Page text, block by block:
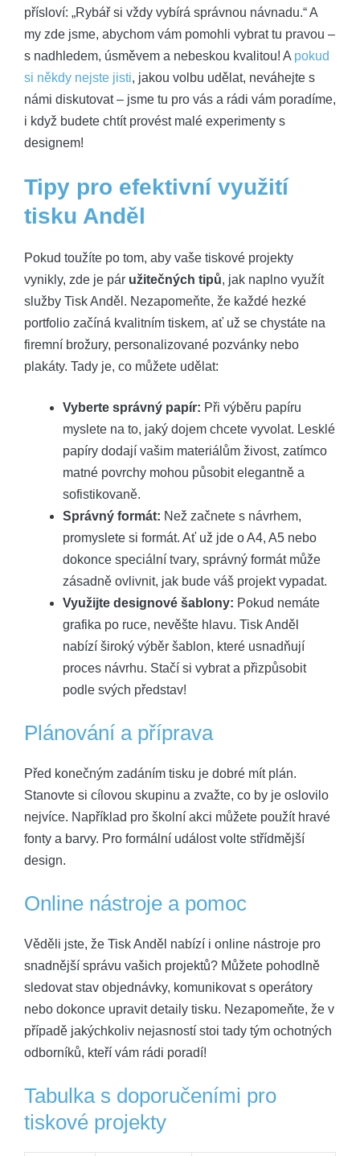
přísloví: „Rybář si vždy vybírá správnou návnadu.“ A
my zde jsme, abychom vám pomohli vybrat tu pravou –
s nadhledem, úsměvem a nebeskou kvalitou! A pokud
si někdy nejste jisti, jakou volbu udělat, neváhejte s
námi diskutovat – jsme tu pro vás a rádi vám poradíme,
i když budete chtít provést malé experimenty s
designem!
Tipy pro efektivní využití
tisku Anděl
Pokud toužíte po tom, aby vaše tiskové projekty
vynikly, zde je pár užitečných tipů, jak naplno využít
služby Tisk Anděl. Nezapomeňte, že každé hezké
portfolio začíná kvalitním tiskem, ať už se chystáte na
firemní brožury, personalizované pozvánky nebo
plakáty. Tady je, co můžete udělat:
Vyberte správný papír: Při výběru papíru
myslete na to, jaký dojem chcete vyvolat. Lesklé
papíry dodají vašim materiálům živost, zatímco
matné povrchy mohou působit elegantně a
sofistikovaně.
Správný formát: Než začnete s návrhem,
promyslete si formát. Ať už jde o A4, A5 nebo
dokonce speciální tvary, správný formát může
zásadně ovlivnit, jak bude váš projekt vypadat.
Využijte designové šablony: Pokud nemáte
grafika po ruce, nevěšte hlavu. Tisk Anděl
nabízí široký výběr šablon, které usnadňují
proces návrhu. Stačí si vybrat a přizpůsobit
podle svých představ!
Plánování a příprava
Před konečným zadáním tisku je dobré mít plán.
Stanovte si cílovou skupinu a zvažte, co by je oslovilo
nejvíce. Například pro školní akci můžete použít hravé
fonty a barvy. Pro formální událost volte střídmější
design.
Online nástroje a pomoc
Věděli jste, že Tisk Anděl nabízí i online nástroje pro
snadnější správu vašich projektů? Můžete pohodlně
sledovat stav objednávky, komunikovat s operátory
nebo dokonce upravit detaily tisku. Nezapomeňte, že v
případě jakýchkoliv nejasností stoi tady tým ochotných
odborníků, kteří vám rádi poradí!
Tabulka s doporučeními pro
tiskové projekty